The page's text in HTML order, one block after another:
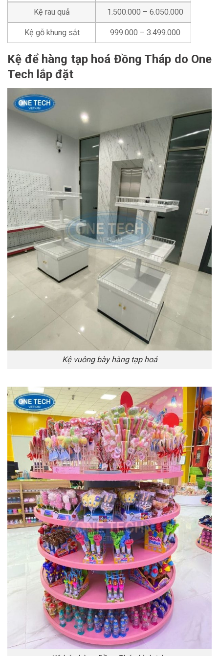
Kệ rau quả 1.500.000 – 6.050.000
Kệ gỗ khung sắt 999.000 – 3.499.000
Kệ để hàng tạp hoá Đồng Tháp do One
Tech lắp đặt
Kệ vuông bày hàng tạp hoá